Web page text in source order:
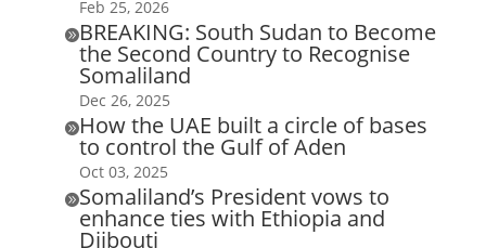
Feb 25, 2026
BREAKING: South Sudan to Become
the Second Country to Recognise
Somaliland
Dec 26, 2025
How the UAE built a circle of bases
to control the Gulf of Aden
Oct 03, 2025
Somaliland’s President vows to
enhance ties with Ethiopia and
Djibouti